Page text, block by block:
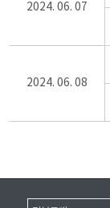
2024. 06. 07
2024. 06. 08